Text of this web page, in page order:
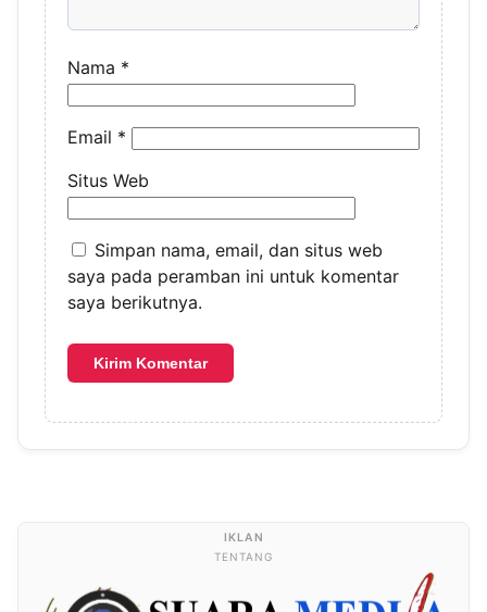
Nama *
Email *
Situs Web
Simpan nama, email, dan situs web
saya pada peramban ini untuk komentar
saya berikutnya.
TENTANG